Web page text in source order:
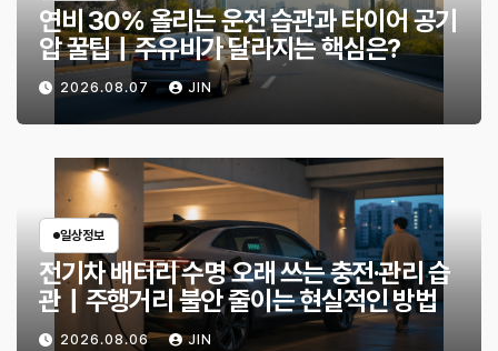
연비 30% 올리는 운전 습관과 타이어 공기
압 꿀팁｜주유비가 달라지는 핵심은?
2026.08.07 JIN
일상정보
전기차 배터리 수명 오래 쓰는 충전·관리 습
관｜주행거리 불안 줄이는 현실적인 방법
2026.08.06 JIN